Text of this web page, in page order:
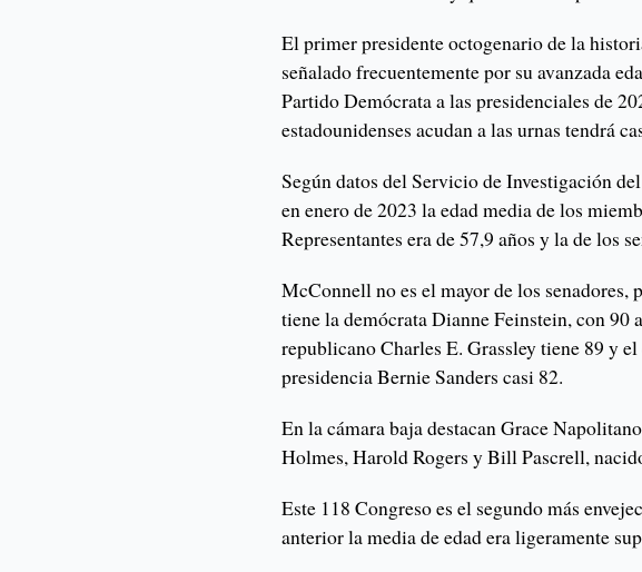
El primer presidente octogenario de la
señalado frecuentemente por su avanzada
Partido Demócrata a las presidenciales de
estadounidenses acudan a las urnas tendrá
Según datos del Servicio de Investigación
en enero de 2023 la edad media de los
Representantes era de 57,9 años y la de los
McConnell no es el mayor de los senadores,
tiene la demócrata Dianne Feinstein, con 90
republicano Charles E. Grassley tiene 89 y
presidencia Bernie Sanders casi 82.
En la cámara baja destacan Grace
Holmes, Harold Rogers y Bill Pascrell,
Este 118 Congreso es el segundo más
anterior la media de edad era ligeramente